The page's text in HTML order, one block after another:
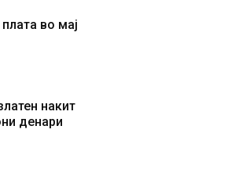
во мај
накит
денари